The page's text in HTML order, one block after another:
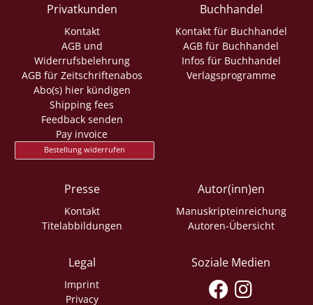
Privatkunden
Kontakt
AGB und
Widerrufsbelehrung
AGB für Zeitschriftenabos
Abo(s) hier kündigen
Shipping fees
Feedback senden
Pay invoice
Bestellung widerrufen
Buchhandel
Kontakt für Buchhandel
AGB für Buchhandel
Infos für Buchhandel
Verlagsprogramme
Presse
Kontakt
Titelabbildungen
Autor(inn)en
Manuskripteinreichung
Autoren-Übersicht
Legal
Imprint
Privacy
Soziale Medien